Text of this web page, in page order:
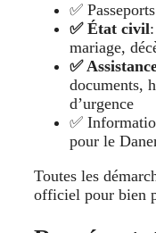
✅
✅ État civil
mariage,
✅
documents,
d’urgence
✅
pour le
Toutes les
officiel pour bien